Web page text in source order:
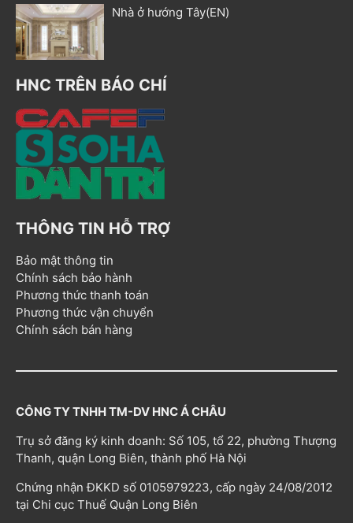
Nhà ở hướng Tây(EN)
HNC TRÊN BÁO CHÍ
THÔNG TIN HỖ TRỢ
Bảo mật thông tin
Chính sách bảo hành
Phương thức thanh toán
Phương thức vận chuyển
Chính sách bán hàng
CÔNG TY TNHH TM-DV HNC Á CHÂU
Trụ sở đăng ký kinh doanh: Số 105, tổ 22, phường Thượng
Thanh, quận Long Biên, thành phố Hà Nội
Chứng nhận ĐKKD số 0105979223, cấp ngày 24/08/2012
tại Chi cục Thuế Quận Long Biên